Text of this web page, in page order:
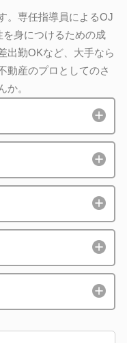
。専任指導員によるOJ
身につけるための成
出勤OKなど、大手なら
動産のプロとしてのさ
か。